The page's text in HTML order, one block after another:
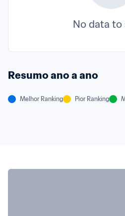
No data to
Resumo ano a ano
Melhor Ranking Pior Ranking